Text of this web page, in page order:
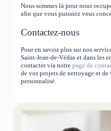
Nous sommes là pour nous
afin que vous puissiez vous
Contactez-nous
Pour en savoir plus sur nos
Saint-Jean-de-Védas et dans les
contacter via notre page de
de vos projets de nettoyage et
personnalisé.